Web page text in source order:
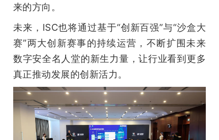
来的方向。
未来，ISC也将通过基于“创新百强”与“沙盒大
赛”两大创新赛事的持续运营，不断扩围未来
数字安全名人堂的新生力量，让行业看到更多
真正推动发展的创新活力。